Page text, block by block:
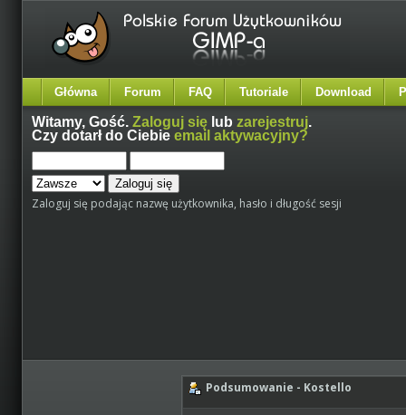
Główna Forum FAQ Tutoriale Download
Witamy, Gość. Zaloguj się lub zarejestruj.
Czy dotarł do Ciebie email aktywacyjny?
Zaloguj się podając nazwę użytkownika, hasło i długość sesji
Podsumowanie - Kostello